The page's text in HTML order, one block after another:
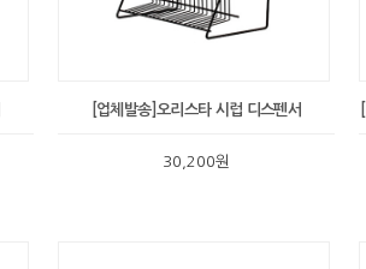
[업체발송]오리스타 시럽 디스펜서
30,200원